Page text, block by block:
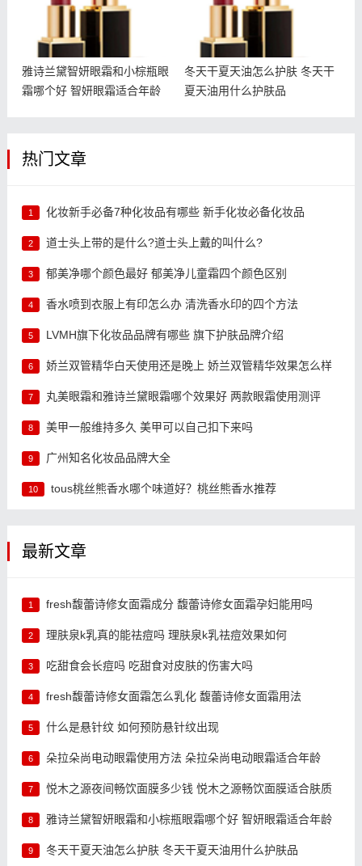
雅诗兰黛智妍眼霜和小棕瓶眼
霜哪个好 智妍眼霜适合年龄
冬天干夏天油怎么护肤 冬天干
夏天油用什么护肤品
热门文章
1 化妆新手必备7种化妆品有哪些 新手化妆必备化妆品
2 道士头上带的是什么?道士头上戴的叫什么?
3 郁美净哪个颜色最好 郁美净儿童霜四个颜色区别
4 香水喷到衣服上有印怎么办 清洗香水印的四个方法
5 LVMH旗下化妆品品牌有哪些 旗下护肤品牌介绍
6 娇兰双管精华白天使用还是晚上 娇兰双管精华效果怎么样
7 丸美眼霜和雅诗兰黛眼霜哪个效果好 两款眼霜使用测评
8 美甲一般维持多久 美甲可以自己扣下来吗
9 广州知名化妆品品牌大全
10 tous桃丝熊香水哪个味道好？桃丝熊香水推荐
最新文章
1 fresh馥蕾诗修女面霜成分 馥蕾诗修女面霜孕妇能用吗
2 理肤泉k乳真的能祛痘吗 理肤泉k乳祛痘效果如何
3 吃甜食会长痘吗 吃甜食对皮肤的伤害大吗
4 fresh馥蕾诗修女面霜怎么乳化 馥蕾诗修女面霜用法
5 什么是悬针纹 如何预防悬针纹出现
6 朵拉朵尚电动眼霜使用方法 朵拉朵尚电动眼霜适合年龄
7 悦木之源夜间畅饮面膜多少钱 悦木之源畅饮面膜适合肤质
8 雅诗兰黛智妍眼霜和小棕瓶眼霜哪个好 智妍眼霜适合年龄
9 冬天干夏天油怎么护肤 冬天干夏天油用什么护肤品